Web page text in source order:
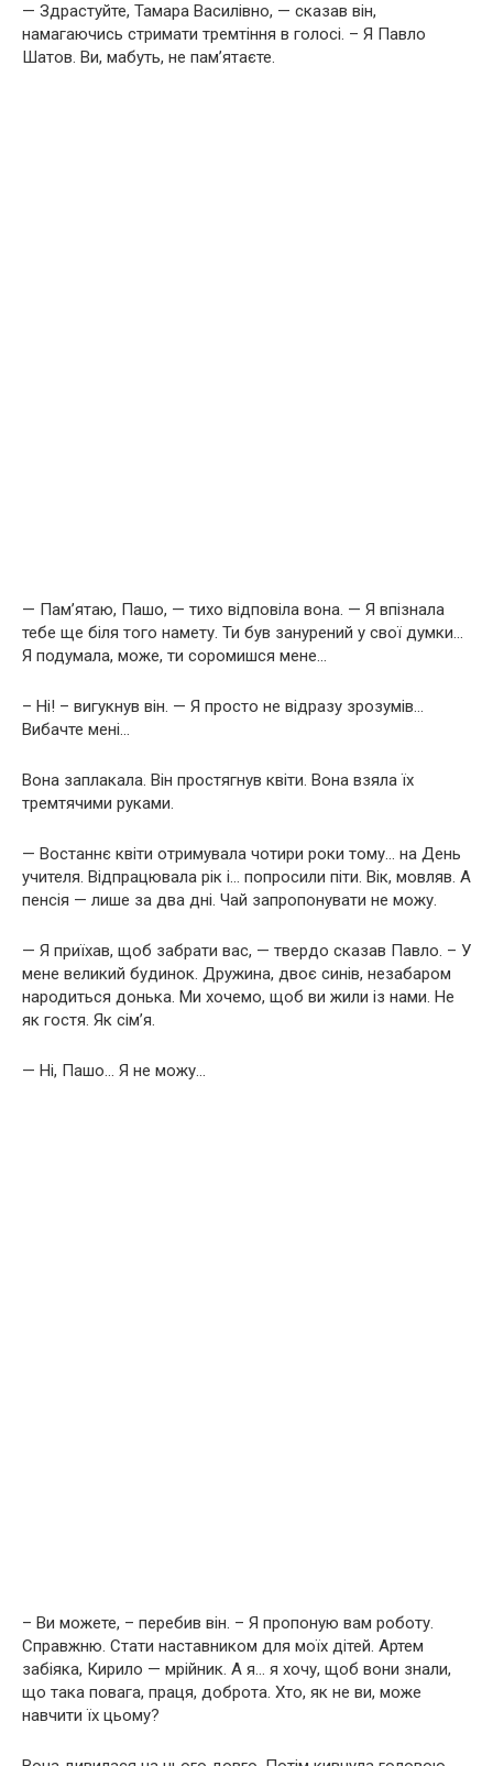
— Здрастуйте, Тамара Василівно, — сказав він,
намагаючись стримати тремтіння в голосі. – Я Павло
Шатов. Ви, мабуть, не пам’ятаєте.
— Пам’ятаю, Пашо, — тихо відповіла вона. — Я впізнала
тебе ще біля того намету. Ти був занурений у свої думки…
Я подумала, може, ти соромишся мене…
– Ні! – вигукнув він. — Я просто не відразу зрозумів…
Вибачте мені…
Вона заплакала. Він простягнув квіти. Вона взяла їх
тремтячими руками.
— Востаннє квіти отримувала чотири роки тому… на День
учителя. Відпрацювала рік і… попросили піти. Вік, мовляв. А
пенсія — лише за два дні. Чай запропонувати не можу.
— Я приїхав, щоб забрати вас, — твердо сказав Павло. – У
мене великий будинок. Дружина, двоє синів, незабаром
народиться донька. Ми хочемо, щоб ви жили із нами. Не
як гостя. Як сім’я.
— Ні, Пашо… Я не можу…
– Ви можете, – перебив він. – Я пропоную вам роботу.
Справжню. Стати наставником для моїх дітей. Артем
забіяка, Кирило — мрійник. А я… я хочу, щоб вони знали,
що така повага, праця, доброта. Хто, як не ви, може
навчити їх цьому?